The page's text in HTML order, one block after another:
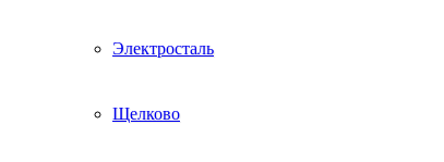
Электросталь
Щелково